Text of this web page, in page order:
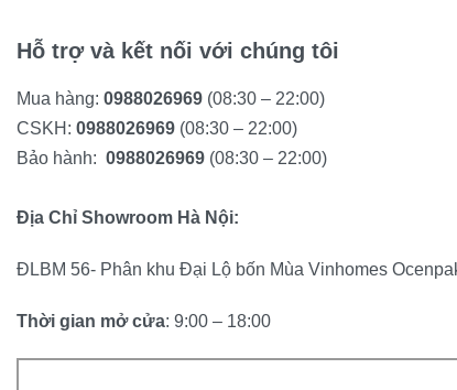
Hỗ trợ và kết nối với chúng tôi
Mua hàng: 0988026969 (08:30 – 22:00)
CSKH: 0988026969 (08:30 – 22:00)
Bảo hành: 0988026969 (08:30 – 22:00)
Địa Chỉ Showroom Hà Nội:
ĐLBM 56- Phân khu Đại Lộ bốn Mùa Vinhomes
Thời gian mở cửa: 9:00 – 18:00